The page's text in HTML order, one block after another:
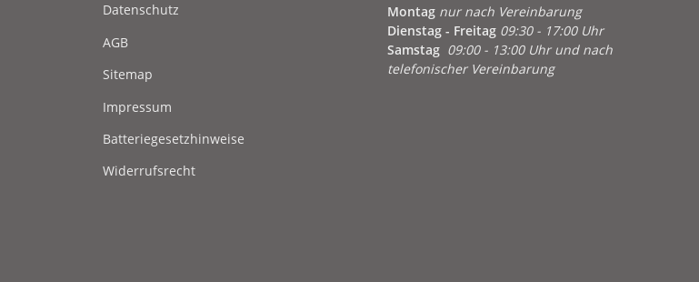
Datenschutz
AGB
Sitemap
Impressum
Batteriegesetzhinweise
Widerrufsrecht
Montag nur nach Vereinbarung
Dienstag - Freitag 09:30 - 17:00 Uhr
Samstag 09:00 - 13:00 Uhr und nach
telefonischer Vereinbarung